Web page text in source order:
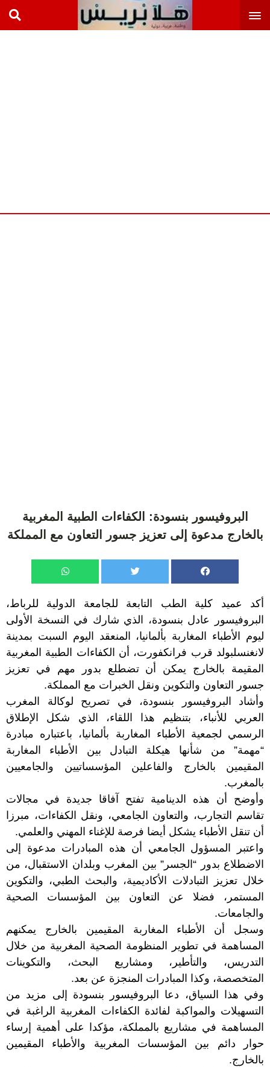
البروفيسور بنسودة: الكفاءات الطبية المغربية
بالخارج مدعوة إلى تعزيز جسور التعاون مع المملكة
أكد عميد كلية الطب التابعة للجامعة الدولية للرباط،
البروفيسور عادل بنسودة، الذي شارك في النسخة الأولى
ليوم الأطباء المغاربة بألمانيا، المنعقد اليوم السبت بمدينة
لانغنسلبولد قرب فرانكفورت، أن الكفاءات الطبية المغربية
المقيمة بالخارج يمكن أن تضطلع بدور مهم في تعزيز
جسور التعاون والتكوين ونقل الخبرات مع المملكة.
وأشاد البروفيسور بنسودة، في تصريح لوكالة المغرب
العربي للأنباء، بتنظيم هذا اللقاء، الذي شكل الإطلاق
الرسمي لجمعية الأطباء المغاربة بألمانيا، باعتباره مبادرة
“مهمة” من شأنها هيكلة التبادل بين الأطباء المغاربة
المقيمين بالخارج والفاعلين المؤسساتيين والجامعيين
بالمغرب.
وأوضح أن هذه الدينامية تفتح آفاقا جديدة في مجالات
تقاسم التجارب، والتعاون الجامعي، ونقل الكفاءات، مبرزا
أن تنقل الأطباء يشكل أيضا فرصة للإغناء المهني والعلمي.
واعتبر المسؤول الجامعي أن هذه المبادرات مدعوة إلى
الاضطلاع بدور “الجسر” بين المغرب وبلدان الاستقبال، من
خلال تعزيز التبادلات الأكاديمية، والبحث الطبي، والتكوين
المستمر، فضلا عن التعاون بين المؤسسات الصحية
والجامعات.
وسجل أن الأطباء المغاربة المقيمين بالخارج يمكنهم
المساهمة في تطوير المنظومة الصحية المغربية من خلال
التدريس، والتأطير، ومشاريع البحث، والتكوينات
المتخصصة، وكذا المبادرات المنجزة عن بعد.
وفي هذا السياق، دعا البروفيسور بنسودة إلى مزيد من
التسهيلات والمواكبة لفائدة الكفاءات المغربية الراغبة في
المساهمة في مشاريع بالمملكة، مؤكدا على أهمية إرساء
حوار دائم بين المؤسسات المغربية والأطباء المقيمين
بالخارج.